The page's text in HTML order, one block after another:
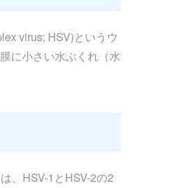
virus; HSV)というウ
に小さい水ぶくれ（水
、HSV-1とHSV-2の2